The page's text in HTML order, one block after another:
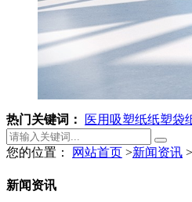
热门关键词： 医用吸塑纸纸塑袋
您的位置： 网站首页 >新闻资讯 >
新闻资讯